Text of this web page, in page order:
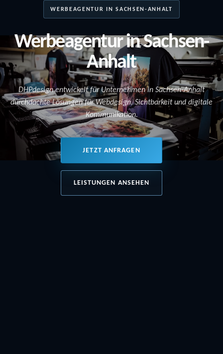
WERBEAGENTUR IN SACHSEN-ANHALT
Werbeagentur in Sachsen-
Anhalt
DHPdesign entwickelt für Unternehmen in Sachsen-Anhalt
durchdachte Lösungen für Webdesign, Sichtbarkeit und digitale
Kommunikation.
JETZT ANFRAGEN
LEISTUNGEN ANSEHEN